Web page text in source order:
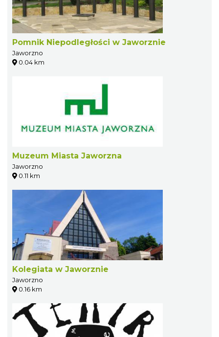
Pomnik Niepodległości w Jaworznie
Jaworzno
0.04 km
Muzeum Miasta Jaworzna
Jaworzno
0.11 km
Kolegiata w Jaworznie
Jaworzno
0.16 km